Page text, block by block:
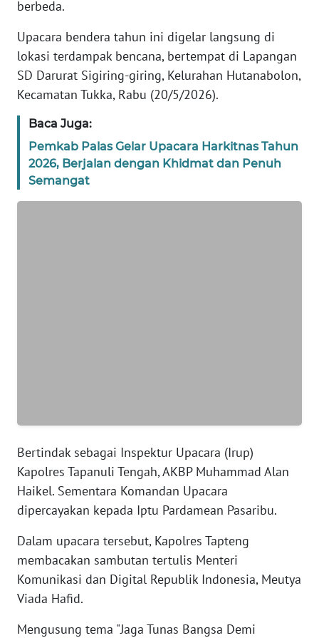
berbeda.
Upacara bendera tahun ini digelar langsung di
lokasi terdampak bencana, bertempat di Lapangan
SD Darurat Sigiring-giring, Kelurahan Hutanabolon,
Kecamatan Tukka, Rabu (20/5/2026).
Baca Juga:
Pemkab Palas Gelar Upacara Harkitnas Tahun
2026, Berjalan dengan Khidmat dan Penuh
Semangat
Bertindak sebagai Inspektur Upacara (Irup)
Kapolres Tapanuli Tengah, AKBP Muhammad Alan
Haikel. Sementara Komandan Upacara
dipercayakan kepada Iptu Pardamean Pasaribu.
Dalam upacara tersebut, Kapolres Tapteng
membacakan sambutan tertulis Menteri
Komunikasi dan Digital Republik Indonesia, Meutya
Viada Hafid.
Mengusung tema "Jaga Tunas Bangsa Demi
KARIR
DISCLAIMER
Wahana
Regional
WN
KEPRI
WN
PAPUA
WN
PAPUA
BARAT
RIAU